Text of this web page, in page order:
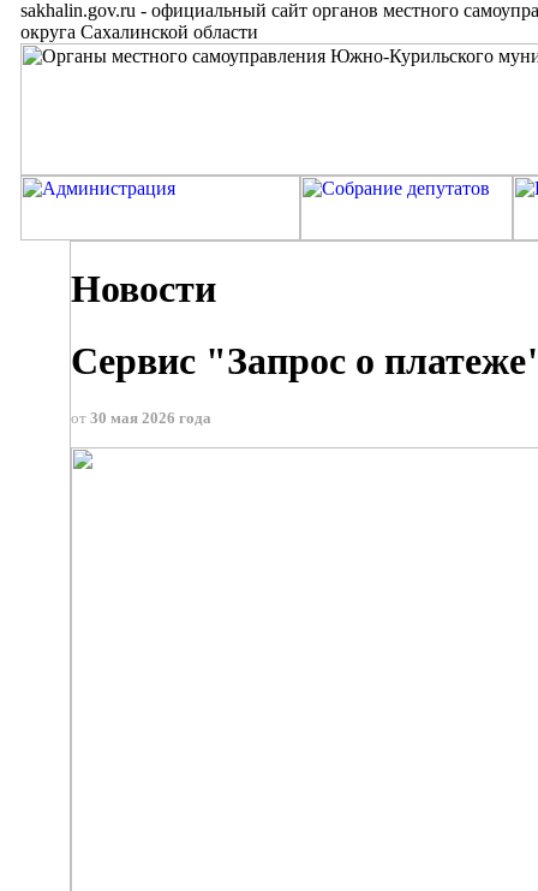
sakhalin.gov.ru - официальный сайт органов местного
округа Сахалинской области
Новости
Сервис "Запрос о
от 30 мая 2026 года